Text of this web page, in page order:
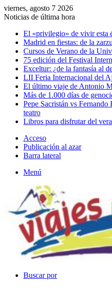
viernes, agosto 7 2026
Noticias de última hora
El «privilegio» de vivir esta
Madrid en fiestas: de la
Cursos de Verano de la
75 edición del Festival
Exceltur: ¿de la fantasía al
LII Feria Internacional del
El último viaje de Antonio
Más de 1.000 días de
Pepe Sacristán vs
teatro
Libros para disfrutar del
Acceso
Publicación al azar
Barra lateral
Menú
Buscar por